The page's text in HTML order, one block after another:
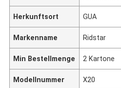
Herkunftsort GUA
Markenname Ridstar
Min Bestellmenge 2 Kartone
Modellnummer X20